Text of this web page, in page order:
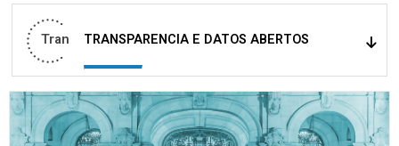
Tran TRANSPARENCIA E DATOS ABERTOS